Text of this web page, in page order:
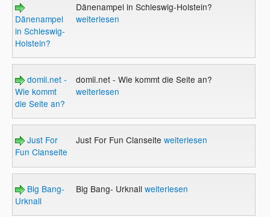
Dänenampel
in Schleswig-
Holstein?
Dänenampel in Schleswig-Holstein?
weiterlesen
domii.net -
Wie kommt
die Seite an?
domii.net - Wie kommt die Seite an?
weiterlesen
Just For
Fun Clanseite
Just For Fun Clanseite weiterlesen
Big Bang-
Urknall
Big Bang- Urknall weiterlesen